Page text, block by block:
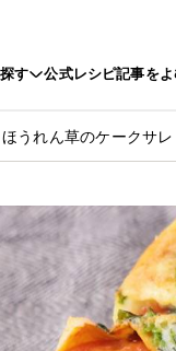
す 公式レシピ記事を
うれん草のケークサレ